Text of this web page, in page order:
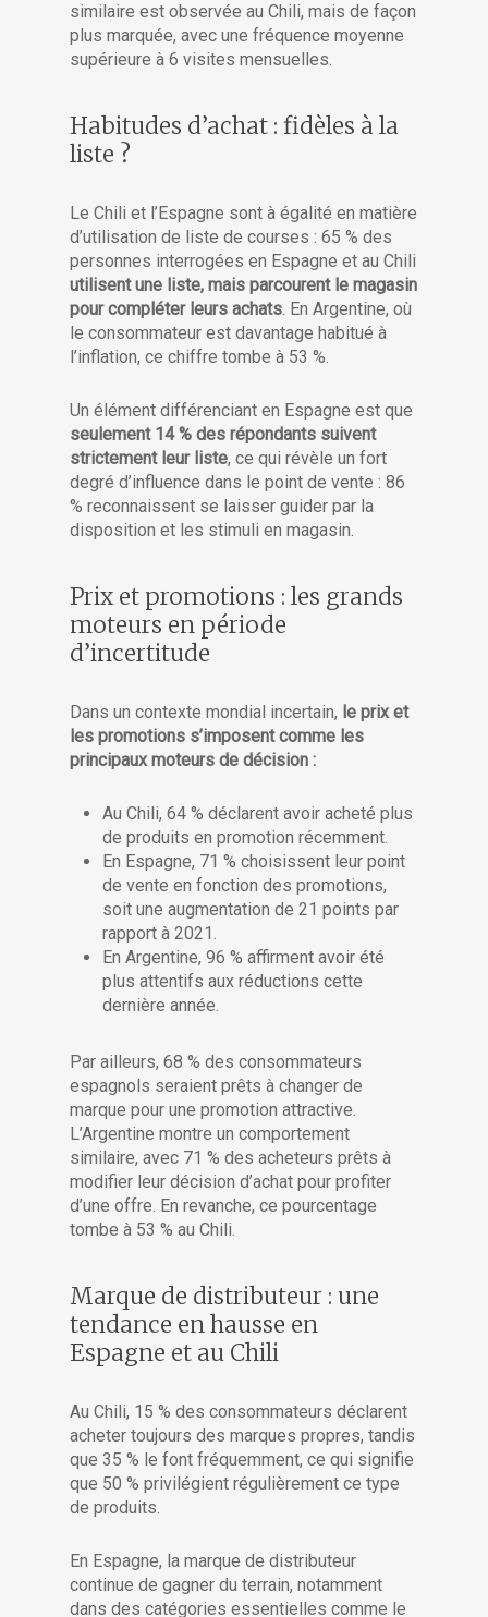
similaire est observée au Chili, mais de façon
plus marquée, avec une fréquence moyenne
supérieure à 6 visites mensuelles.
Habitudes d’achat : fidèles à la
liste ?
Le Chili et l’Espagne sont à égalité en matière
d’utilisation de liste de courses : 65 % des
personnes interrogées en Espagne et au Chili
utilisent une liste, mais parcourent le magasin
pour compléter leurs achats. En Argentine, où
le consommateur est davantage habitué à
l’inflation, ce chiffre tombe à 53 %.
Un élément différenciant en Espagne est que
seulement 14 % des répondants suivent
strictement leur liste, ce qui révèle un fort
degré d’influence dans le point de vente : 86
% reconnaissent se laisser guider par la
disposition et les stimuli en magasin.
Prix et promotions : les grands
moteurs en période
d’incertitude
Dans un contexte mondial incertain, le prix et
les promotions s’imposent comme les
principaux moteurs de décision :
Au Chili, 64 % déclarent avoir acheté plus
de produits en promotion récemment.
En Espagne, 71 % choisissent leur point
de vente en fonction des promotions,
soit une augmentation de 21 points par
rapport à 2021.
En Argentine, 96 % affirment avoir été
plus attentifs aux réductions cette
dernière année.
Par ailleurs, 68 % des consommateurs
espagnols seraient prêts à changer de
marque pour une promotion attractive.
L’Argentine montre un comportement
similaire, avec 71 % des acheteurs prêts à
modifier leur décision d’achat pour profiter
d’une offre. En revanche, ce pourcentage
tombe à 53 % au Chili.
Marque de distributeur : une
tendance en hausse en
Espagne et au Chili
Au Chili, 15 % des consommateurs déclarent
acheter toujours des marques propres, tandis
que 35 % le font fréquemment, ce qui signifie
que 50 % privilégient régulièrement ce type
de produits.
En Espagne, la marque de distributeur
continue de gagner du terrain, notamment
dans des catégories essentielles comme le